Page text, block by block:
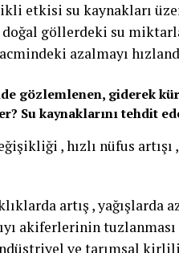
etkisi su kaynakları
göllerdeki su
azalmayı
gözlemlenen, giderek
Su kaynaklarını tehdit
, hızlı nüfus
artış , yağışlarda
akiferlerinin
ve tarımsal